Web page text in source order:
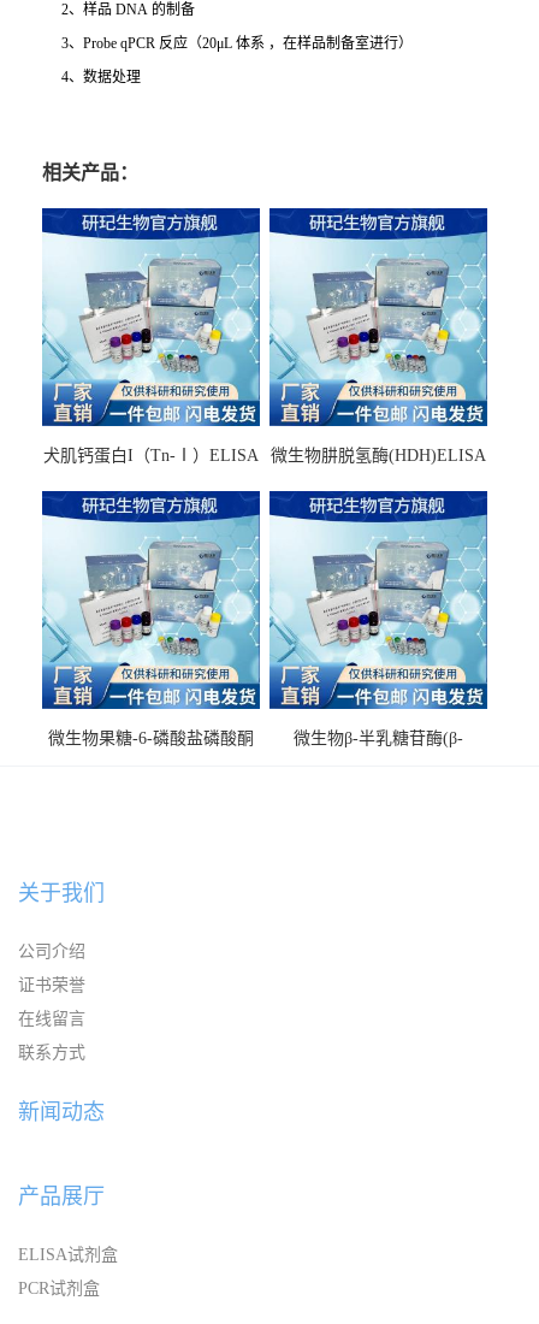
2、样品 DNA 的制备
3、Probe qPCR 反应（20μL 体系 ，在样品制备室进行）
4、数据处理
相关产品：
犬肌钙蛋白I（Tn-Ⅰ）ELISA
微生物肼脱氢酶(HDH)ELISA
微生物果糖-6-磷酸盐磷酸酮
微生物β-半乳糖苷酶(β-
关于我们
公司介绍
证书荣誉
在线留言
联系方式
新闻动态
产品展厅
ELISA试剂盒
PCR试剂盒